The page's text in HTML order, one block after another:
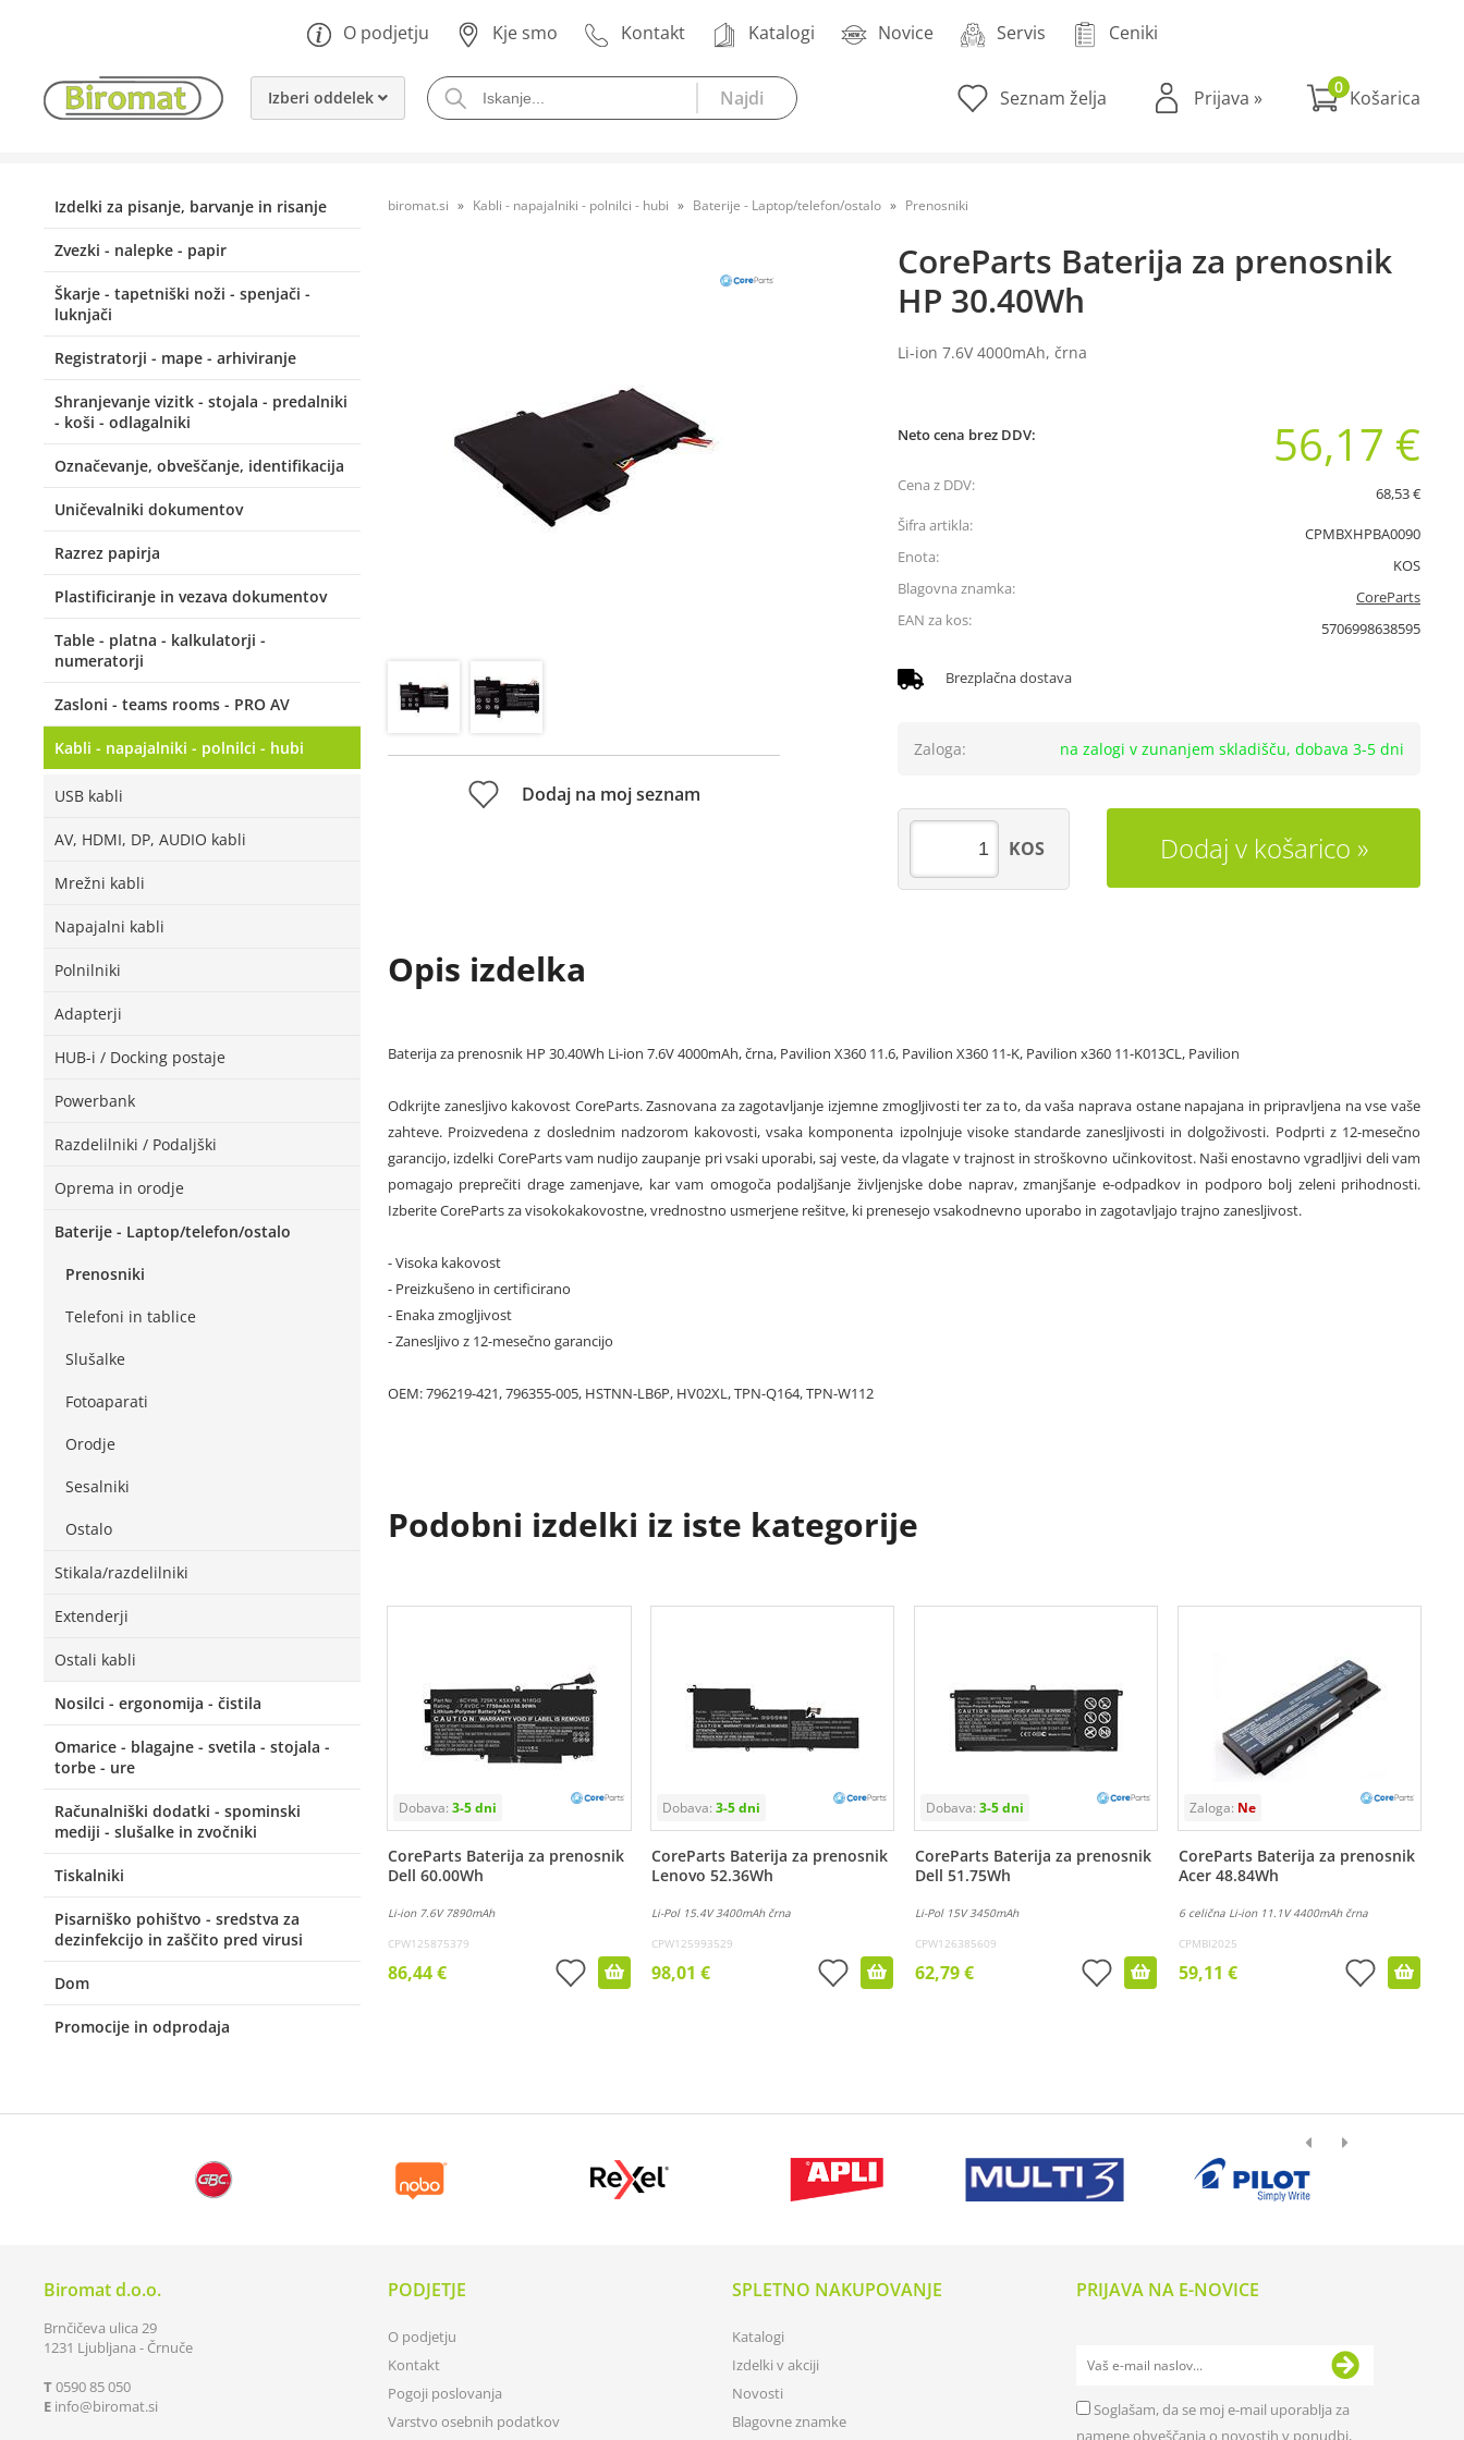
O podjetju Kje smo Kontakt Katalogi Novice Servis Ceniki
Izberi oddelek Seznam želja Prijava » 0
Izdelki za pisanje, barvanje in risanje
Zvezki - nalepke - papir
Škarje - tapetniški noži - spenjači -
luknjači
Registratorji - mape - arhiviranje
Shranjevanje vizitk - stojala - predalniki
- koši - odlagalniki
Označevanje, obveščanje, identifikacija
Uničevalniki dokumentov
Razrez papirja
Plastificiranje in vezava dokumentov
Table - platna - kalkulatorji -
numeratorji
Zasloni - teams rooms - PRO AV
Kabli - napajalniki - polnilci - hubi
USB kabli
AV, HDMI, DP, AUDIO kabli
Mrežni kabli
Napajalni kabli
Polnilniki
Adapterji
HUB-i / Docking postaje
Powerbank
Razdelilniki / Podaljški
Oprema in orodje
Baterije - Laptop/telefon/ostalo
Prenosniki
Telefoni in tablice
Slušalke
Fotoaparati
Orodje
Sesalniki
Ostalo
Stikala/razdelilniki
Extenderji
Ostali kabli
Nosilci - ergonomija - čistila
Omarice - blagajne - svetila - stojala -
torbe - ure
Računalniški dodatki - spominski
mediji - slušalke in zvočniki
Tiskalniki
Pisarniško pohištvo - sredstva za
dezinfekcijo in zaščito pred virusi
Dom
Promocije in odprodaja
biromat.si Kabli - napajalniki - polnilci - hubi Baterije - Laptop/telefon/ostalo Prenosniki
CoreParts Baterija za prenosnik
HP 30.40Wh
Li-ion 7.6V 4000mAh, črna
Dodaj na moj seznam
Neto cena brez DDV: 56,17 €
Cena z DDV:
68,53 €
Šifra artikla:
CPMBXHPBA0090
Enota:
KOS
Blagovna znamka:
CoreParts
EAN za kos:
5706998638595
Brezplačna dostava
Zaloga: na zalogi v zunanjem skladišču, dobava 3-5 dni
Dodaj v košarico
KOS
Opis izdelka
Baterija za prenosnik HP 30.40Wh Li-ion 7.6V 4000mAh, črna, Pavilion X360 11.6, Pavilion X360 11-K, Pavilion x360 11-K013CL, Pavilion
Odkrijte zanesljivo kakovost CoreParts. Zasnovana za zagotavljanje izjemne zmogljivosti ter za to, da vaša naprava ostane napajana in pripravljena na vse vaše
zahteve. Proizvedena z doslednim nadzorom kakovosti, vsaka komponenta izpolnjuje visoke standarde zanesljivosti in dolgoživosti. Podprti z 12-mesečno
garancijo, izdelki CoreParts vam nudijo zaupanje pri vsaki uporabi, saj veste, da vlagate v trajnost in stroškovno učinkovitost. Naši enostavno vgradljivi deli vam
pomagajo preprečiti drage zamenjave, kar vam omogoča podaljšanje življenjske dobe naprav, zmanjšanje e-odpadkov in podporo bolj zeleni prihodnosti.
Izberite CoreParts za visokokakovostne, vrednostno usmerjene rešitve, ki prenesejo vsakodnevno uporabo in zagotavljajo trajno zanesljivost.
- Visoka kakovost
- Preizkušeno in certificirano
- Enaka zmogljivost
- Zanesljivo z 12-mesečno garancijo
OEM: 796219-421, 796355-005, HSTNN-LB6P, HV02XL, TPN-Q164, TPN-W112
Podobni izdelki iz iste kategorije
CoreParts Baterija za prenosnik
Dell 60.00Wh
Li-ion 7.6V 7890mAh
CPW125875379
86,44 €
CoreParts Baterija za prenosnik
Lenovo 52.36Wh
Li-Pol 15.4V 3400mAh črna
CPW125993529
98,01 €
CoreParts Baterija za prenosnik
Dell 51.75Wh
Li-Pol 15V 3450mAh
CPW126385609
62,79 €
CoreParts Baterija za prenosnik
Acer 48.84Wh
6 celična Li-ion 11.1V 4400mAh črna
CPMBI2025
59,11 €
Biromat d.o.o.
Brnčičeva ulica 29
1231 Ljubljana - Črnuče
T0590 85 050
E info biromat.si
PODJETJE
O podjetju
Kontakt
Pogoji poslovanja
Varstvo osebnih podatkov
SPLETNO NAKUPOVANJE
Katalogi
Izdelki v akciji
Novosti
Blagovne znamke
PRIJAVA NA E-NOVICE
Soglašam, da se moj e-mail uporablja za
namene obveščanja o novostih v ponudbi,